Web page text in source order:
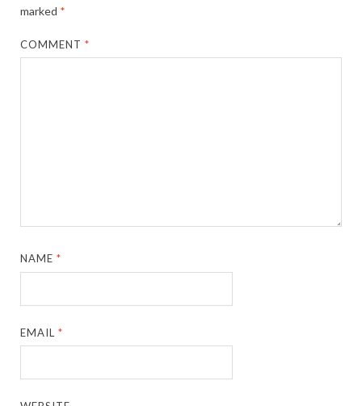
marked *
COMMENT*
NAME*
EMAIL*